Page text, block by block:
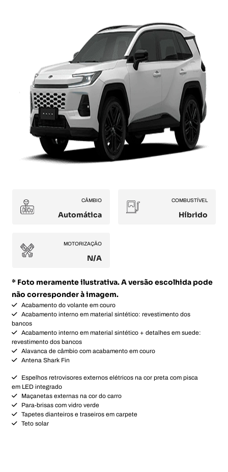
CÂMBIO
Automática
COMBUSTÍVEL
Híbrido
MOTORIZAÇÃO
N/A
* Foto meramente ilustrativa. A versão escolhida pode
não corresponder à imagem.
Acabamento do volante em couro
Acabamento interno em material sintético: revestimento dos
bancos
Acabamento interno em material sintético + detalhes em suede:
revestimento dos bancos
Alavanca de câmbio com acabamento em couro
Antena Shark Fin
Espelhos retrovisores externos elétricos na cor preta com pisca
em LED integrado
Maçanetas externas na cor do carro
Para-brisas com vidro verde
Tapetes dianteiros e traseiros em carpete
Teto solar